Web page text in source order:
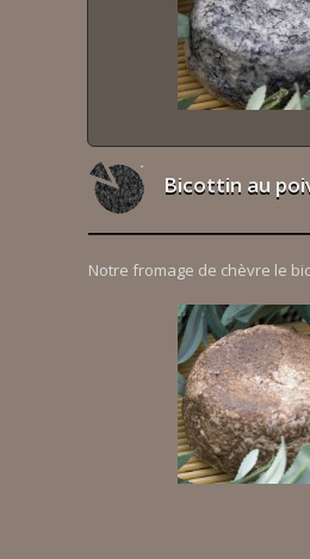
Bicottin au
Notre fromage de chèvre le